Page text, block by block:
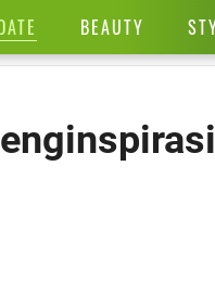
BEAUTY